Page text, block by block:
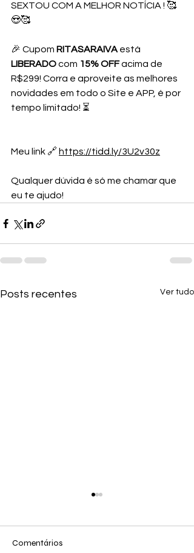
SEXTOU COM A MELHOR NOTÍCIA ! 🥰
😍🥰
🎉 Cupom RITASARAIVA está
LIBERADO com 15% OFF acima de
R$299! Corra e aproveite as melhores
novidades em todo o Site e APP, é por
tempo limitado! ⏳
Meu link 🔗 https://tidd.ly/3U2v30z
Qualquer dúvida é só me chamar que
eu te ajudo!
Posts recentes Ver tudo
Comentários